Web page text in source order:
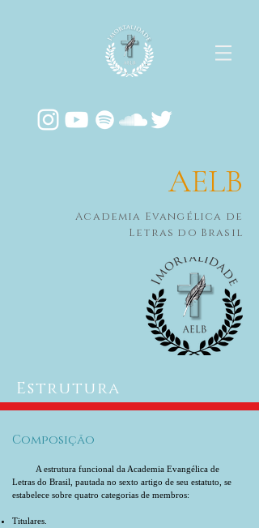
AELB
Academia Evangélica de
Letras do Brasil
Estrutura
Composição
A estrutura funcional da Academia Evangélica de
Letras do Brasil, pautada no sexto artigo de seu estatuto, se
estabelece sobre quatro categorias de membros:
Titulares.